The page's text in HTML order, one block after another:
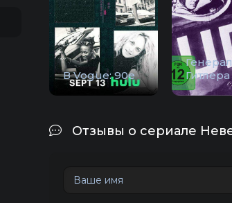
В Vogue: 90е
Гитлера
Отзывы о сериале